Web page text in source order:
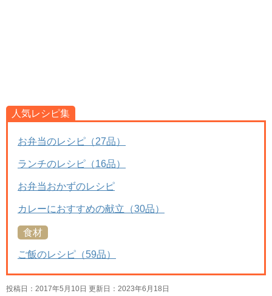
人気レシピ集
お弁当のレシピ（27品）
ランチのレシピ（16品）
お弁当おかずのレシピ
カレーにおすすめの献立（30品）
食材
ご飯のレシピ（59品）
投稿日：2017年5月10日 更新日： 2023年6月18日